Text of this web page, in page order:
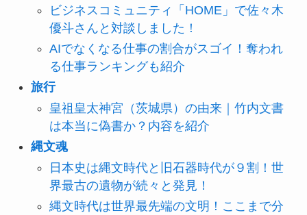
ビジネスコミュニティ「HOME」で佐々木
優斗さんと対談しました！
AIでなくなる仕事の割合がスゴイ！奪われ
る仕事ランキングも紹介
旅行
皇祖皇太神宮（茨城県）の由来｜竹内文書
は本当に偽書か？内容を紹介
縄文魂
日本史は縄文時代と旧石器時代が９割！世
界最古の遺物が続々と発見！
縄文時代は世界最先端の文明！ここまで分